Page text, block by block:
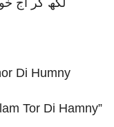
لکھ کر آج
Di Humny
Tor Di Hamny”